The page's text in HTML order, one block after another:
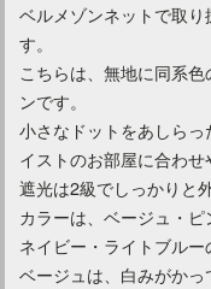
カーテンを北欧モダンに
ベルメゾンネットで取
す。
こちらは、無地に同系
ンです。
小さなドットをあしら
イストのお部屋に合わせ
遮光は2級でしっかりと
カラーは、ベージュ・
ネイビー・ライトブルー
ベージュは、白みがか